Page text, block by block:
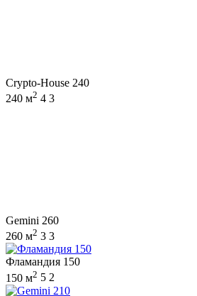
Crypto-House 240
240 м2 4 3
Gemini 260
260 м2 3 3
Фламандия 150
150 м2 5 2